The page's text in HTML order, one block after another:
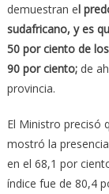
demuestran el
sudafricano, y es
50 por ciento de
90 por ciento;de
provincia.
El Ministro precisó
mostró la
en el 68,1 por
índice fue de 80,4